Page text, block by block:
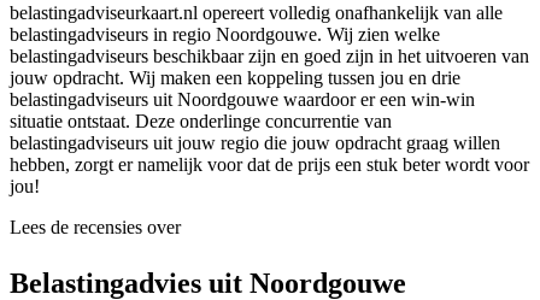
belastingadviseurkaart.nl opereert volledig onafhankelijk van alle
belastingadviseurs in regio Noordgouwe. Wij zien welke
belastingadviseurs beschikbaar zijn en goed zijn in het uitvoeren van
jouw opdracht. Wij maken een koppeling tussen jou en drie
belastingadviseurs uit Noordgouwe waardoor er een win-win
situatie ontstaat. Deze onderlinge concurrentie van
belastingadviseurs uit jouw regio die jouw opdracht graag willen
hebben, zorgt er namelijk voor dat de prijs een stuk beter wordt voor
jou!
Lees de recensies over
Belastingadvies uit Noordgouwe